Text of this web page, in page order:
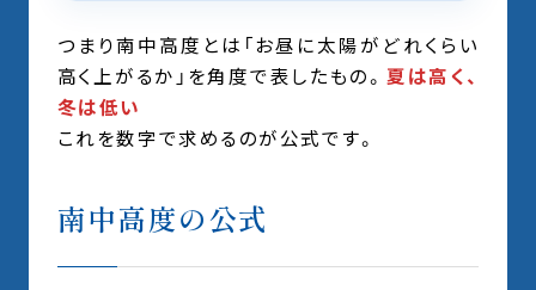
つまり南中高度とは「お昼に太陽がどれくらい
高く上がるか」を角度で表したもの。 夏は高く、
冬は低い
これを数字で求めるのが公式です。
南中高度の公式